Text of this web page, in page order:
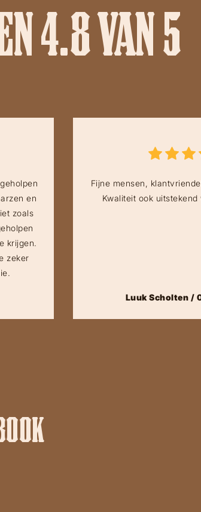
4.8 VAN 5
en
zoals
krijgen.
zeker
Fijne mensen,
Kwaliteit ook
Luuk Scholten /